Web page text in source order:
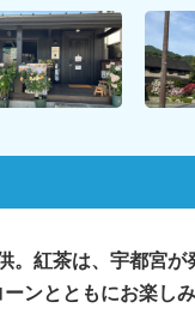
。紅茶は、宇都宮が
ンとともにお楽し